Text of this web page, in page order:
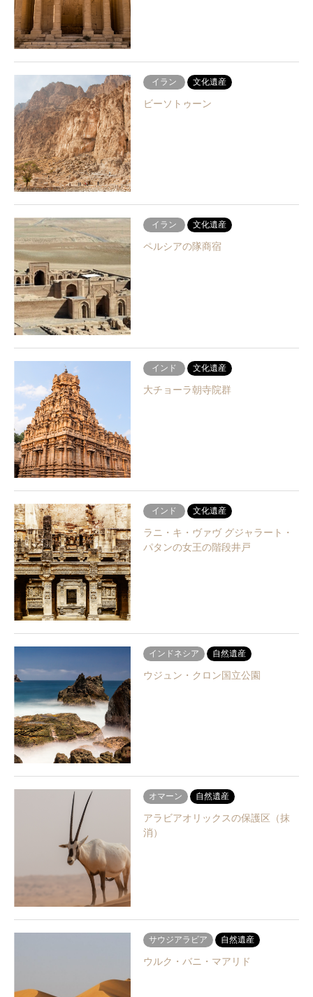
イラン 文化遺産
ビーソトゥーン
イラン 文化遺産
ペルシアの隊商宿
インド 文化遺産
大チョーラ朝寺院群
インド 文化遺産
ラニ・キ・ヴァヴ グジャラート・
パタンの女王の階段井戸
インドネシア 自然遺産
ウジュン・クロン国立公園
オマーン 自然遺産
アラビアオリックスの保護区（抹
消）
サウジアラビア 自然遺産
ウルク・バニ・マアリド